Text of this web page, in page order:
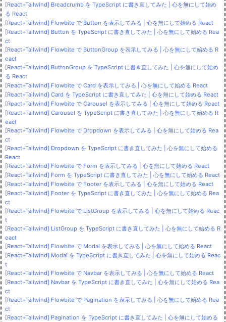
[React+Tailwind] Breadcrumb を TypeScript に書き直してみた | 心を無にして始め
る React
[React+Tailwind] Flowbite で Button を表示してみる | 心を無にして始める React
[React+Tailwind] Button を TypeScript に書き直してみた | 心を無にして始める Rea
ct
[React+Tailwind] Flowbite で ButtonGroup を表示してみる | 心を無にして始める R
eact
[React+Tailwind] ButtonGroup を TypeScript に書き直してみた | 心を無にして始め
る React
[React+Tailwind] Flowbite で Card を表示してみる | 心を無にして始める React
[React+Tailwind] Card を TypeScript に書き直してみた | 心を無にして始める React
[React+Tailwind] Flowbite で Carousel を表示してみる | 心を無にして始める React
[React+Tailwind] Carousel を TypeScript に書き直してみた | 心を無にして始める R
eact
[React+Tailwind] Flowbite で Dropdown を表示してみる | 心を無にして始める Rea
ct
[React+Tailwind] Dropdown を TypeScript に書き直してみた | 心を無にして始める
React
[React+Tailwind] Flowbite で Form を表示してみる | 心を無にして始める React
[React+Tailwind] Form を TypeScript に書き直してみた | 心を無にして始める React
[React+Tailwind] Flowbite で Footer を表示してみる | 心を無にして始める React
[React+Tailwind] Footer を TypeScript に書き直してみた | 心を無にして始める Rea
ct
[React+Tailwind] Flowbite で ListGroup を表示してみる | 心を無にして始める Reac
t
[React+Tailwind] ListGroup を TypeScript に書き直してみた | 心を無にして始める R
eact
[React+Tailwind] Flowbite で Modal を表示してみる | 心を無にして始める React
[React+Tailwind] Modal を TypeScript に書き直してみた | 心を無にして始める Reac
t
[React+Tailwind] Flowbite で Navbar を表示してみる | 心を無にして始める React
[React+Tailwind] Navbar を TypeScript に書き直してみた | 心を無にして始める Rea
ct
[React+Tailwind] Flowbite で Pagination を表示してみる | 心を無にして始める Rea
ct
[React+Tailwind] Pagination を TypeScript に書き直してみた | 心を無にして始める